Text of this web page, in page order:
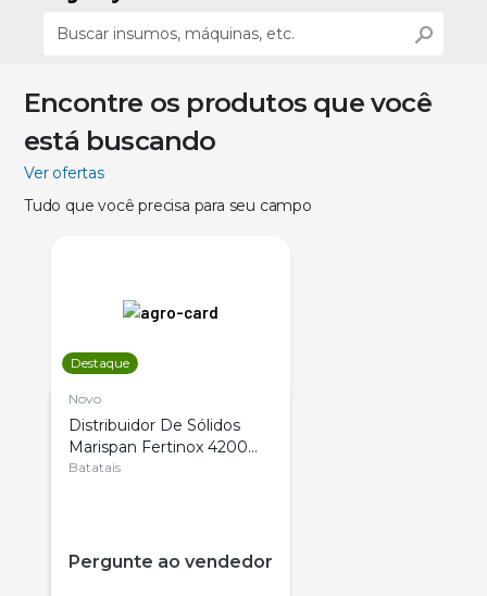
Encontre os produtos que você
está buscando
Ver ofertas
Tudo que você precisa para seu campo
Destaque
Novo
Distribuidor De Sólidos
Marispan Fertinox 4200
Citrus
Batatais
Pergunte ao vendedor